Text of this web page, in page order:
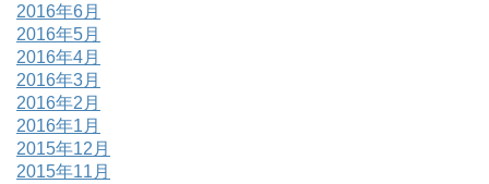
2016年6月
2016年5月
2016年4月
2016年3月
2016年2月
2016年1月
2015年12月
2015年11月